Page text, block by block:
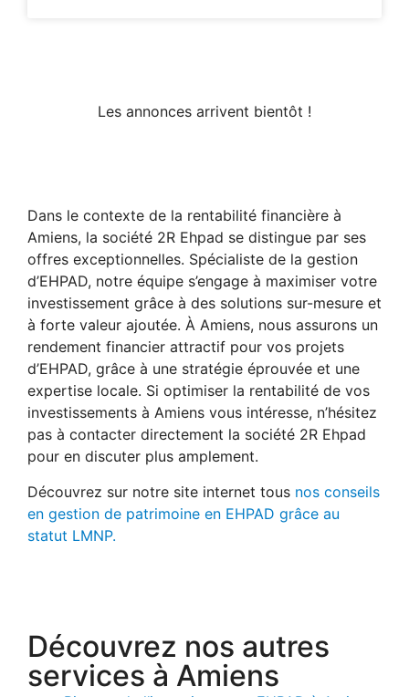
Les annonces arrivent bientôt !
Dans le contexte de la rentabilité financière à
Amiens, la société 2R Ehpad se distingue par ses
offres exceptionnelles. Spécialiste de la gestion
d’EHPAD, notre équipe s’engage à maximiser votre
investissement grâce à des solutions sur-mesure et
à forte valeur ajoutée. À Amiens, nous assurons un
rendement financier attractif pour vos projets
d’EHPAD, grâce à une stratégie éprouvée et une
expertise locale. Si optimiser la rentabilité de vos
investissements à Amiens vous intéresse, n’hésitez
pas à contacter directement la société 2R Ehpad
pour en discuter plus amplement.
Découvrez sur notre site internet tous nos conseils
en gestion de patrimoine en EHPAD grâce au
statut LMNP.
Découvrez nos autres
services à Amiens